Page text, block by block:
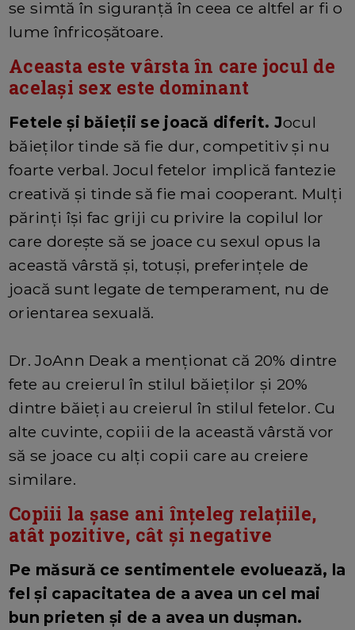
se simtă în siguranță în ceea ce altfel ar fi o
lume înfricoșătoare.
Aceasta este vârsta în care jocul de
același sex este dominant
Fetele și băieții se joacă diferit. Jocul
băieților tinde să fie dur, competitiv și nu
foarte verbal. Jocul fetelor implică fantezie
creativă și tinde să fie mai cooperant. Mulți
părinți își fac griji cu privire la copilul lor
care dorește să se joace cu sexul opus la
această vârstă și, totuși, preferințele de
joacă sunt legate de temperament, nu de
orientarea sexuală.
Dr. JoAnn Deak a menționat că 20% dintre
fete au creierul în stilul băieților și 20%
dintre băieți au creierul în stilul fetelor. Cu
alte cuvinte, copiii de la această vârstă vor
să se joace cu alți copii care au creiere
similare.
Copiii la șase ani înțeleg relațiile,
atât pozitive, cât și negative
Pe măsură ce sentimentele evoluează, la
fel și capacitatea de a avea un cel mai
bun prieten și de a avea un dușman.